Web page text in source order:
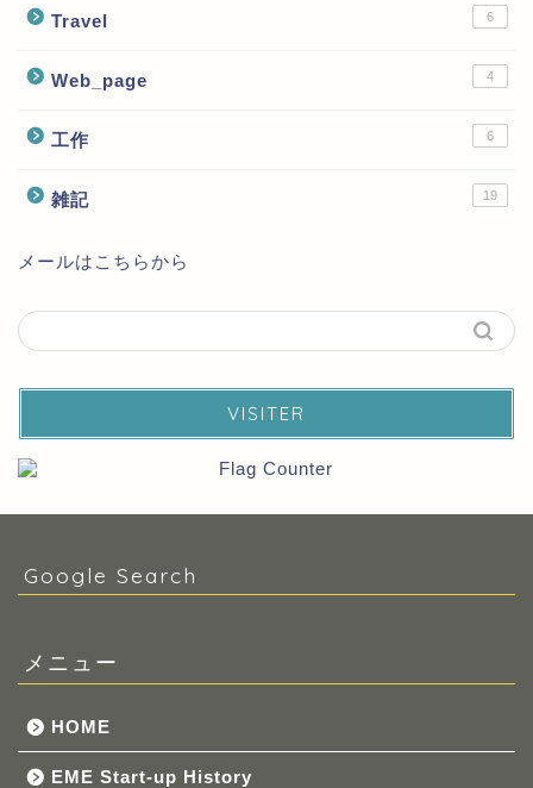
Travel 6
Web_page 4
工作 6
雑記 19
メールはこちらから
VISITER
Google Search
メニュー
HOME
EME Start-up History